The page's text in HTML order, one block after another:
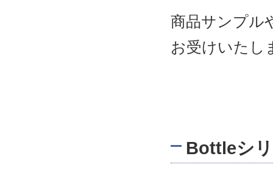
商品サンプル
お受けいたし
Bottleシ